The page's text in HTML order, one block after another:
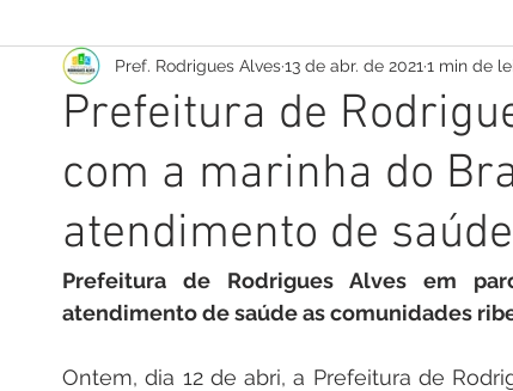
Meio Ambiente e Turismo Institucional e Governo
Gestão e Economia No Gabinete Campanhas
Prefeitura de
com a marinha do
atendimento de saúde
Pref. Rodrigues Alves13 de abr. de 2021 1 min de
Prefeitura de Rodrigues Alves em
atendimento de saúde as comunidades
Ontem, dia 12 de abri, a Prefeitura de